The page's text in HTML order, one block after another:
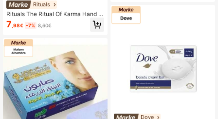
Rituals
Rituals The Ritual Of Karma Hand W
ash 100 ml
7 ,98€ -7% 8,60€
Dove